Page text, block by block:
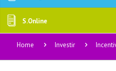
S.Online
Home Investir